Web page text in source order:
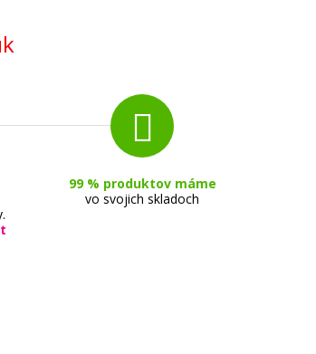
99 % produktov máme
vo svojich skladoch